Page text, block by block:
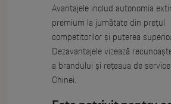
Avantajele includ autonomia
premium la jumătate din prețul
competitorilor și puterea
Dezavantajele vizează
a brandului și rețeaua de
Chinei.